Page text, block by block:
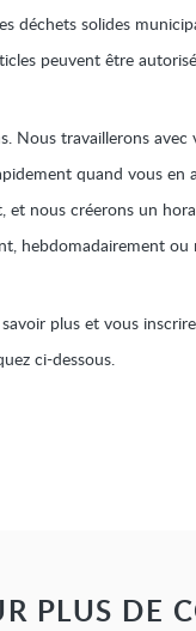
déchets solides
peuvent être
Nous travaillerons
quand vous en
et nous créerons un
hebdomadairement ou
plus et vous
ci-dessous.
PLUS DE